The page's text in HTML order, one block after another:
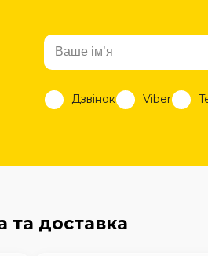
Дзвінок Viber
та доставка